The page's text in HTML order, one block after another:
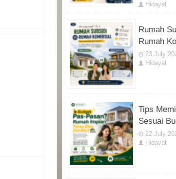
Hidayat
Rumah
Rumah
23 July
Hidayat
Tips
Sesuai
22 July
Hidayat